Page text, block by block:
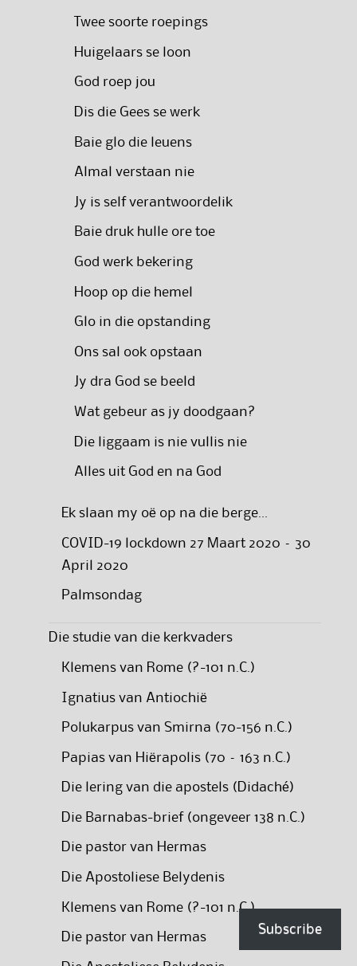
Twee soorte roepings
Huigelaars se loon
God roep jou
Dis die Gees se werk
Baie glo die leuens
Almal verstaan nie
Jy is self verantwoordelik
Baie druk hulle ore toe
God werk bekering
Hoop op die hemel
Glo in die opstanding
Ons sal ook opstaan
Jy dra God se beeld
Wat gebeur as jy doodgaan?
Die liggaam is nie vullis nie
Alles uit God en na God
Ek slaan my oë op na die berge…
COVID-19 lockdown 27 Maart 2020 – 30
April 2020
Palmsondag
Die studie van die kerkvaders
Klemens van Rome (?-101 n.C.)
Ignatius van Antiochië
Polukarpus van Smirna (70-156 n.C.)
Papias van Hiërapolis (70 – 163 n.C.)
Die lering van die apostels (Didaché)
Die Barnabas-brief (ongeveer 138 n.C.)
Die pastor van Hermas
Die Apostoliese Belydenis
Klemens van Rome (?-101 n.C.)
Die pastor van Hermas
Subscribe